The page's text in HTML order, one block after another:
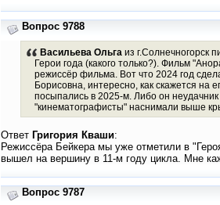
Вопрос 9788
Васильева Ольгаиз г.Солнечногорск
Герои года (какого только?). Фильм
режиссёр фильма. Вот что 2024 год
Борисовна, интересно, как скажется
посыпались в 2025-м. Либо он
"кинематографисты" наснимали выше
Ответ Григория Кваши:
Режиссёра Бейкера мы уже отметили в
вышел на вершину в 11-м году цикла. Мне
Вопрос 9787